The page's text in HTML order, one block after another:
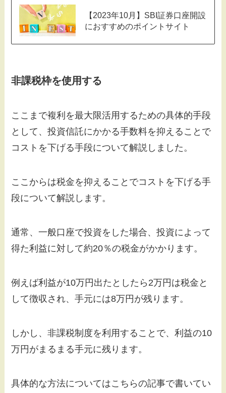
【2023年10月】SBI証券口座開設
におすすめのポイントサイト
非課税枠を使用する
ここまで複利を最大限活用するための具体的手段
として、投資信託にかかる手数料を抑えることで
コストを下げる手段について解説しました。
ここからは税金を抑えることでコストを下げる手
段について解説します。
通常、一般口座で投資をした場合、投資によって
得た利益に対して約20％の税金がかかります。
例えば利益が10万円出たとしたら2万円は税金と
して徴収され、手元には8万円が残ります。
しかし、非課税制度を利用することで、利益の10
万円がまるまる手元に残ります。
具体的な方法についてはこちらの記事で書いてい